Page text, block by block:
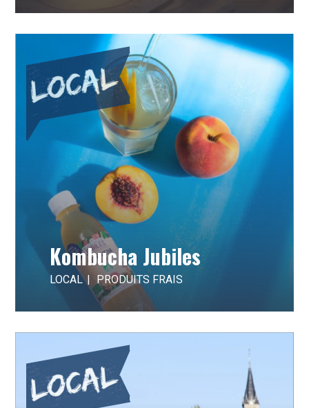
Kombucha Jubiles
LOCAL PRODUITS FRAIS